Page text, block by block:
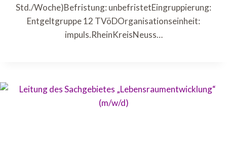
Std./Woche)Befristung: unbefristetEingruppierung:
Entgeltgruppe 12 TVöDOrganisationseinheit:
impuls.RheinKreisNeuss…